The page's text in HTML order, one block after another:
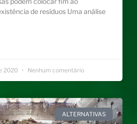
de resíduos Uma análise
2020 Nenhum comentário
ALTERNATIVAS